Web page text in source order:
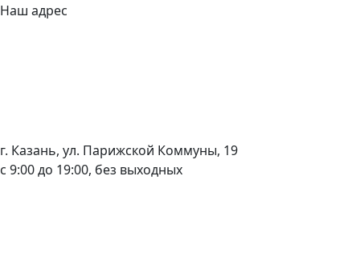
Наш адрес
г. Казань, ул. Парижской Коммуны, 19
с 9:00 до 19:00, без выходных